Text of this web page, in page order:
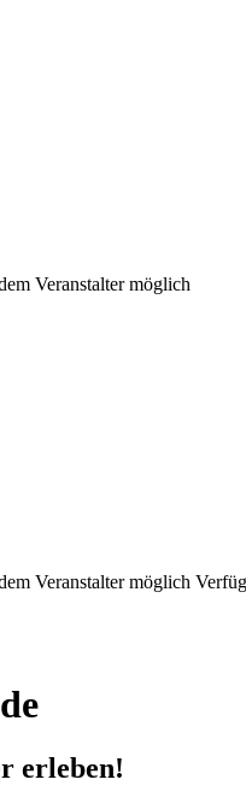
Veranstalter möglich
Veranstalter möglich
erleben!